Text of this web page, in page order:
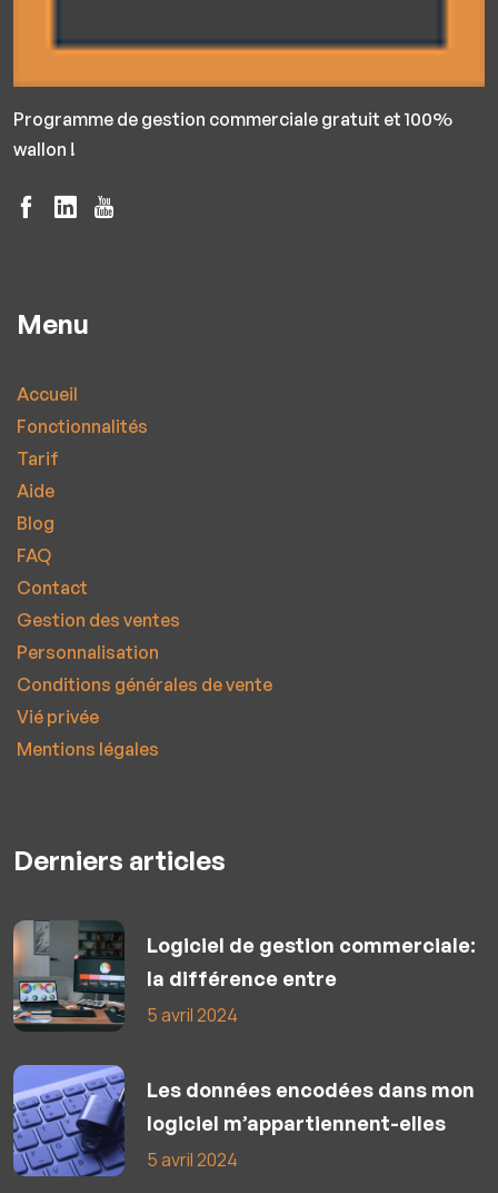
Programme de gestion commerciale gratuit et 100%
wallon !
Menu
Accueil
Fonctionnalités
Tarif
Aide
Blog
FAQ
Contact
Gestion des ventes
Personnalisation
Conditions générales de vente
Vié privée
Mentions légales
Derniers articles
Logiciel de gestion commerciale:
la différence entre
5 avril 2024
Les données encodées dans mon
logiciel m’appartiennent-elles
5 avril 2024